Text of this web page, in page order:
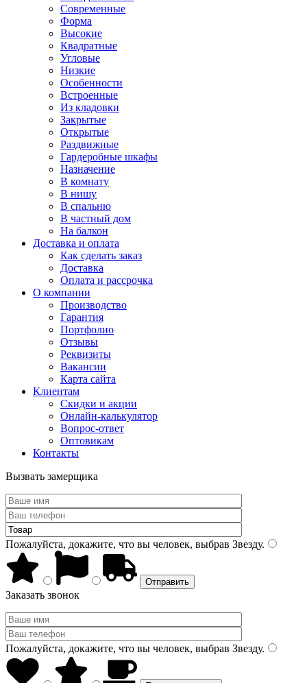
Современные
Форма
Высокие
Квадратные
Угловые
Низкие
Особенности
Встроенные
Из кладовки
Закрытые
Открытые
Раздвижные
Гардеробные шкафы
Назначение
В комнату
В нишу
В спальню
В частный дом
На балкон
Доставка и оплата
Как сделать заказ
Доставка
Оплата и рассрочка
О компании
Производство
Гарантия
Портфолио
Отзывы
Реквизиты
Вакансии
Карта сайта
Клиентам
Скидки и акции
Онлайн-калькулятор
Вопрос-ответ
Оптовикам
Контакты
Вызвать замерщика
Пожалуйста, докажите, что вы человек, выбрав Звезду.
Заказать звонок
Пожалуйста, докажите, что вы человек, выбрав Звезду.